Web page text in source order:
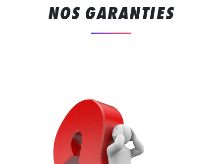
NOS GARANTIES